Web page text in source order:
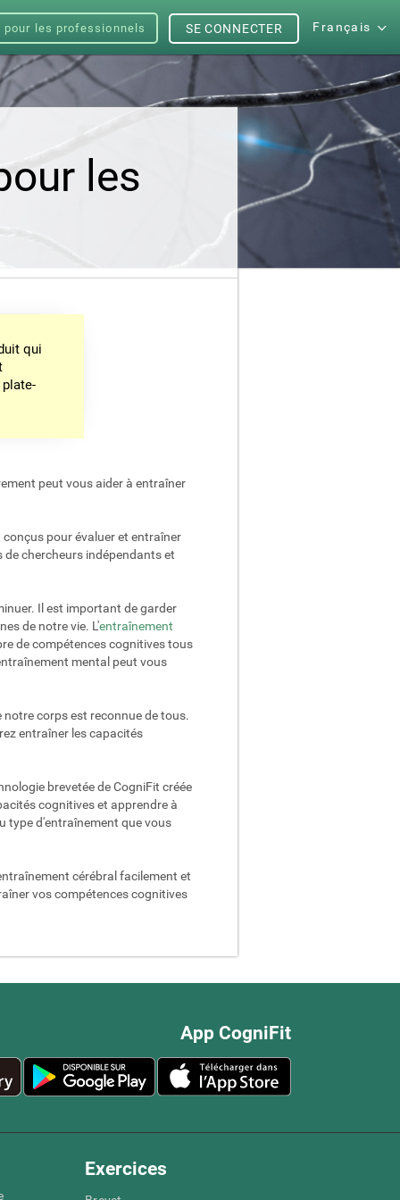
pour les professionnels Français
SE CONNECTER
les
qui
peut vous aider à entraîner
pour évaluer et entraîner
chercheurs indépendants et
Il est important de garder
de notre vie. L'entraînement
de compétences cognitives tous
mental peut vous
notre corps est reconnue de tous.
entraîner les capacités
brevetée de CogniFit créée
cognitives et apprendre à
type d'entraînement que vous
cérébral facilement et
vos compétences cognitives
App CogniFit
Exercices